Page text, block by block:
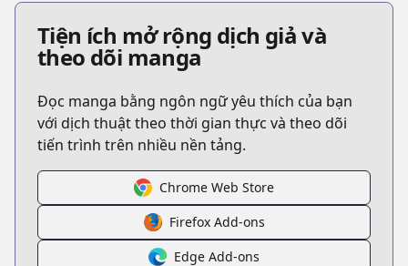
Tiện ích mở rộng dịch giả và
theo dõi manga
Đọc manga bằng ngôn ngữ yêu thích của bạn
với dịch thuật theo thời gian thực và theo dõi
tiến trình trên nhiều nền tảng.
Chrome Web Store
Firefox Add-ons
Edge Add-ons